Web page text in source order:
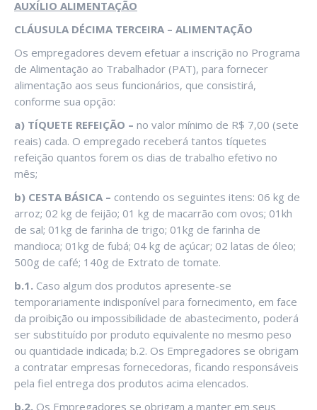
AUXÍLIO ALIMENTAÇÃO
CLÁUSULA DÉCIMA TERCEIRA – ALIMENTAÇÃO
Os empregadores devem efetuar a inscrição no Programa
de Alimentação ao Trabalhador (PAT), para fornecer
alimentação aos seus funcionários, que consistirá,
conforme sua opção:
a) TÍQUETE REFEIÇÃO – no valor mínimo de R$ 7,00 (sete
reais) cada. O empregado receberá tantos tíquetes
refeição quantos forem os dias de trabalho efetivo no
mês;
b) CESTA BÁSICA – contendo os seguintes itens: 06 kg de
arroz; 02 kg de feijão; 01 kg de macarrão com ovos; 01kh
de sal; 01kg de farinha de trigo; 01kg de farinha de
mandioca; 01kg de fubá; 04 kg de açúcar; 02 latas de óleo;
500g de café; 140g de Extrato de tomate.
b.1. Caso algum dos produtos apresente-se
temporariamente indisponível para fornecimento, em face
da proibição ou impossibilidade de abastecimento, poderá
ser substituído por produto equivalente no mesmo peso
ou quantidade indicada; b.2. Os Empregadores se obrigam
a contratar empresas fornecedoras, ficando responsáveis
pela fiel entrega dos produtos acima elencados.
b.2. Os Empregadores se obrigam a manter em seus